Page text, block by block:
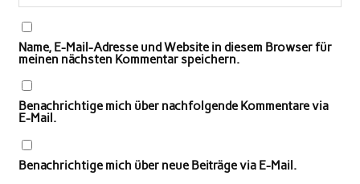
Name, E-Mail-Adresse und Website in diesem Browser für
meinen nächsten Kommentar speichern.
Benachrichtige mich über nachfolgende Kommentare via
E-Mail.
Benachrichtige mich über neue Beiträge via E-Mail.